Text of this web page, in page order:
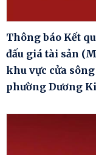
Thông báo Kết
đấu giá tài sản
khu vực cửa
phường Dương